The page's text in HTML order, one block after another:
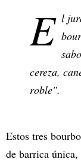
E l
cereza,
roble".
Estos tres
de barrica